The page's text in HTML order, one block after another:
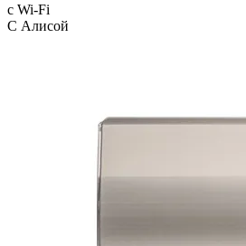
с Wi-Fi
С Алисой